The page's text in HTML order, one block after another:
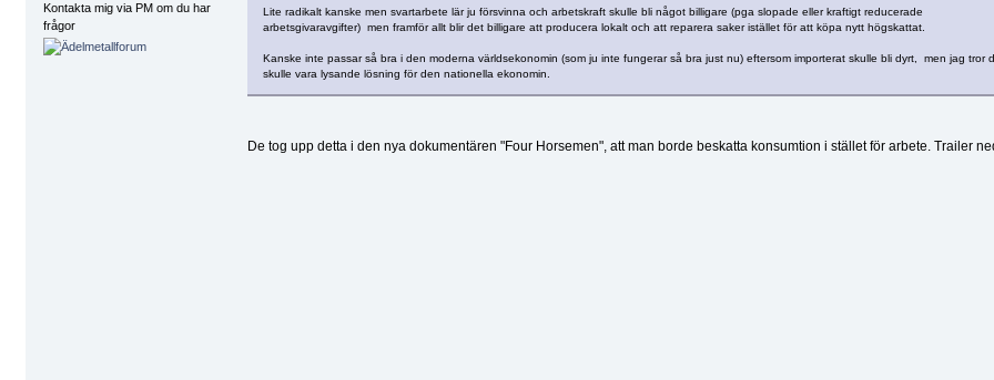
Kontakta mig via PM om du har
frågor
Lite radikalt kanske men svartarbete lär ju försvinna och arbetskraft skulle bli något billigare (pga slopade eller kraftigt reducerade
arbetsgivaravgifter) men framför allt blir det billigare att producera lokalt och att reparera saker istället för att köpa nytt högskattat.
Kanske inte passar så bra i den moderna världsekonomin (som ju inte fungerar så bra just nu) eftersom importerat skulle bli dyrt, men jag tror
skulle vara lysande lösning för den nationella ekonomin.
De tog upp detta i den nya dokumentären "Four Horsemen", att man borde beskatta konsumtion i stället för arbete. Trailer